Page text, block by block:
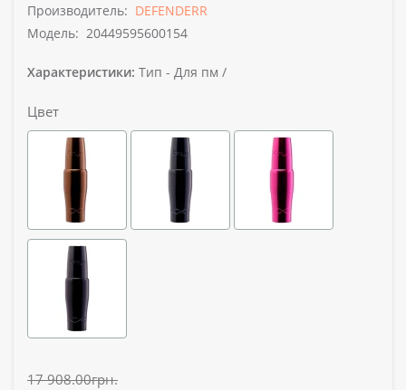
Производитель: DEFENDERR
Модель: 20449595600154
Характеристики: Тип - Для пм /
Цвет
17 908.00грн.